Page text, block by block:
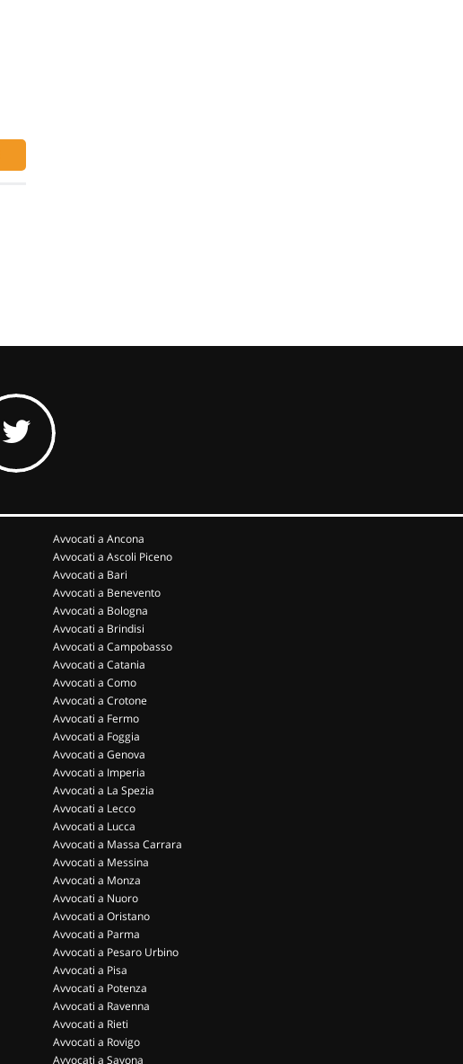
Avvocati a Ancona
Avvocati a Ascoli Piceno
Avvocati a Bari
Avvocati a Benevento
Avvocati a Bologna
Avvocati a Brindisi
Avvocati a Campobasso
Avvocati a Catania
Avvocati a Como
Avvocati a Crotone
Avvocati a Fermo
Avvocati a Foggia
Avvocati a Genova
Avvocati a Imperia
Avvocati a La Spezia
Avvocati a Lecco
Avvocati a Lucca
Avvocati a Massa Carrara
Avvocati a Messina
Avvocati a Monza
Avvocati a Nuoro
Avvocati a Oristano
Avvocati a Parma
Avvocati a Pesaro Urbino
Avvocati a Pisa
Avvocati a Potenza
Avvocati a Ravenna
Avvocati a Rieti
Avvocati a Rovigo
Avvocati a Savona